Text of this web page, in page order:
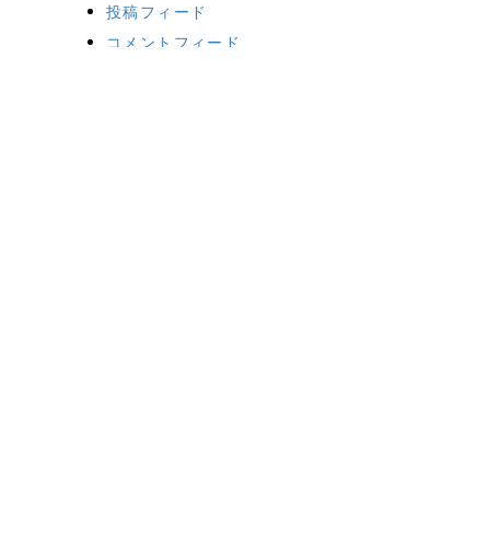
投稿フィード
コメントフィード